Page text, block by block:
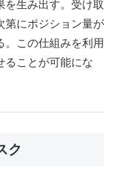
を生み出す。受け取
第にポジション量が
。この仕組みを利用
ることが可能にな
ク